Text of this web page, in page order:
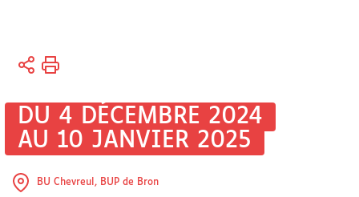
Vous
Accueil
DU 4 DÉCEMBRE 2024
AU 10 JANVIER 2025
BU Chevreul, BUP de Bron